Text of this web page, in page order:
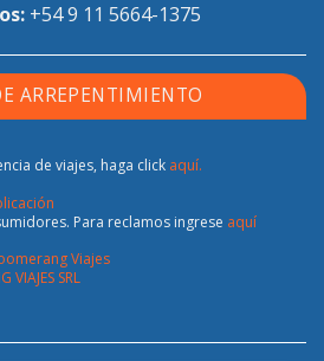
+54 9 11 5664-1375
ARREPENTIMIENTO
de viajes, haga click aquí.
Para reclamos ingrese aquí
Viajes
VIAJES SRL